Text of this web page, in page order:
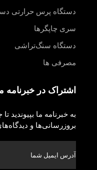
دستگاه پرس حرارتی
سری چاپگرها
دستگاه سنگ‌تراشی
مصرفی ها
اشتراک در خبرنامه
به خبرنامه ما بپیوندید
بروزرسانی‌ها و